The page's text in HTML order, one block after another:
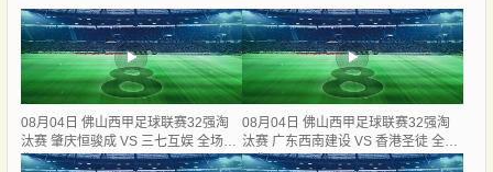
08月04日 佛山西甲足球联赛32强淘
汰赛 肇庆恒骏成 VS 三七互娱 全场录
像
08月04日 佛山西甲足球联赛32强淘
汰赛 广东西南建设 VS 香港圣徒 全场
录像